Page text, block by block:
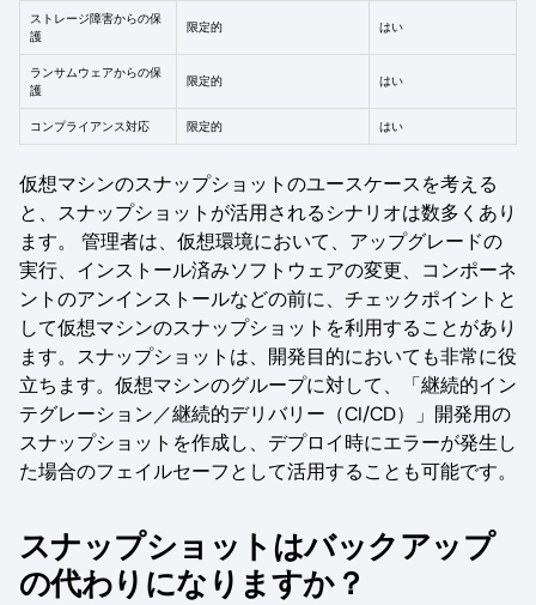
ストレージ障害からの保
護
限定的 はい
ランサムウェアからの保
護
限定的 はい
コンプライアンス対応 限定的 はい
仮想マシンのスナップショットのユースケースを考える
と、スナップショットが活用されるシナリオは数多くあり
ます。 管理者は、仮想環境において、アップグレードの
実行、インストール済みソフトウェアの変更、コンポーネ
ントのアンインストールなどの前に、チェックポイントと
して仮想マシンのスナップショットを利用することがあり
ます。スナップショットは、開発目的においても非常に役
立ちます。仮想マシンのグループに対して、「継続的イン
テグレーション／継続的デリバリー（CI/CD）」開発用の
スナップショットを作成し、デプロイ時にエラーが発生し
た場合のフェイルセーフとして活用することも可能です。
スナップショットはバックアップ
の代わりになりますか？